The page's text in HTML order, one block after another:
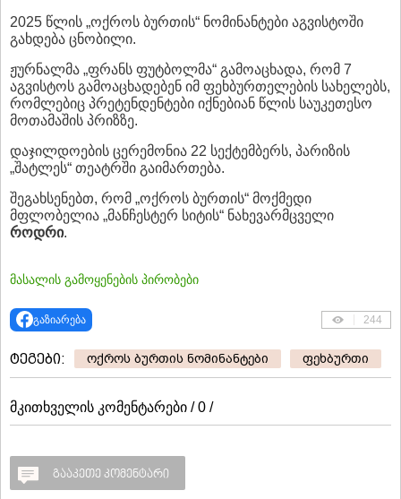
2025 წლის „ოქროს ბურთის“ ნომინანტები აგვისტოში
გახდება ცნობილი.
ჟურნალმა „ფრანს ფუტბოლმა“ გამოაცხადა, რომ 7
აგვისტოს გამოაცხადებენ იმ ფეხბურთელების სახელებს,
რომლებიც პრეტენდენტები იქნებიან წლის საუკეთესო
მოთამაშის პრიზზე.
დაჯილდოების ცერემონია 22 სექტემბერს, პარიზის
„შატლეს“ თეატრში გაიმართება.
შეგახსენებთ, რომ „ოქროს ბურთის“ მოქმედი
მფლობელია „მანჩესტერ სიტის“ ნახევარმცველი
როდრი.
მასალის გამოყენების პირობები
გაზიარება 244
ტეგები: ოქროს ბურთის ნომინანტები ფეხბურთი
მკითხველის კომენტარები / 0 /
გააკეთე კომენტარი